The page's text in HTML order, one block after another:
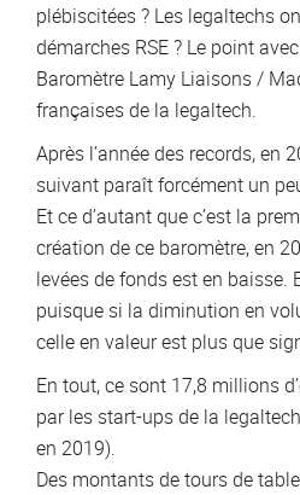
plébiscitées ? Les legaltechs
démarches RSE ? Le point
Baromètre Lamy Liaisons /
françaises de la legaltech.
Après l’année des records, en
suivant paraît forcément un
Et ce d’autant que c’est la
création de ce baromètre, en
levées de fonds est en baisse.
puisque si la diminution en
celle en valeur est plus que
En tout, ce sont 17,8 millions
par les start-ups de la
en 2019).
Des montants de tours de